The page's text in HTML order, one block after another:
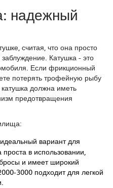
надежный
считая, что она просто
Катушка - это
Если фрикционный
потерять трофейную рыбу
должна иметь
предотвращения
вариант для
в использовании,
и имеет широкий
3000 подходит для легкой